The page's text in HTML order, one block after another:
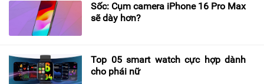
Sốc: Cụm camera iPhone 16 Pro Max
sẽ dày hơn?
Top 05 smart watch cực hợp dành
cho phái nữ